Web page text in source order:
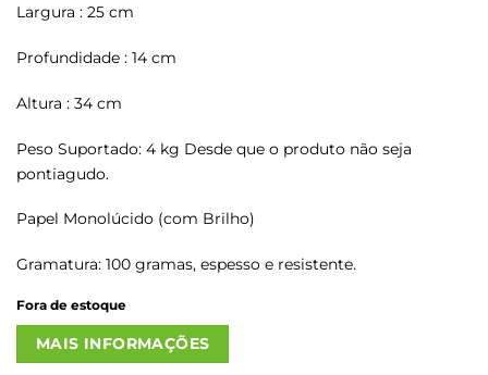
Largura : 25 cm
Profundidade : 14 cm
Altura : 34 cm
Peso Suportado: 4 kg Desde que o produto não seja
pontiagudo.
Papel Monolúcido (com Brilho)
Gramatura: 100 gramas, espesso e resistente.
Fora de estoque
MAIS INFORMAÇÕES